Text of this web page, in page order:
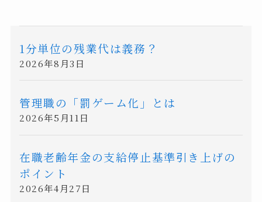
1分単位の残業代は義務？
2026年8月3日
管理職の「罰ゲーム化」とは
2026年5月11日
在職老齢年金の支給停止基準引き上げの
ポイント
2026年4月27日